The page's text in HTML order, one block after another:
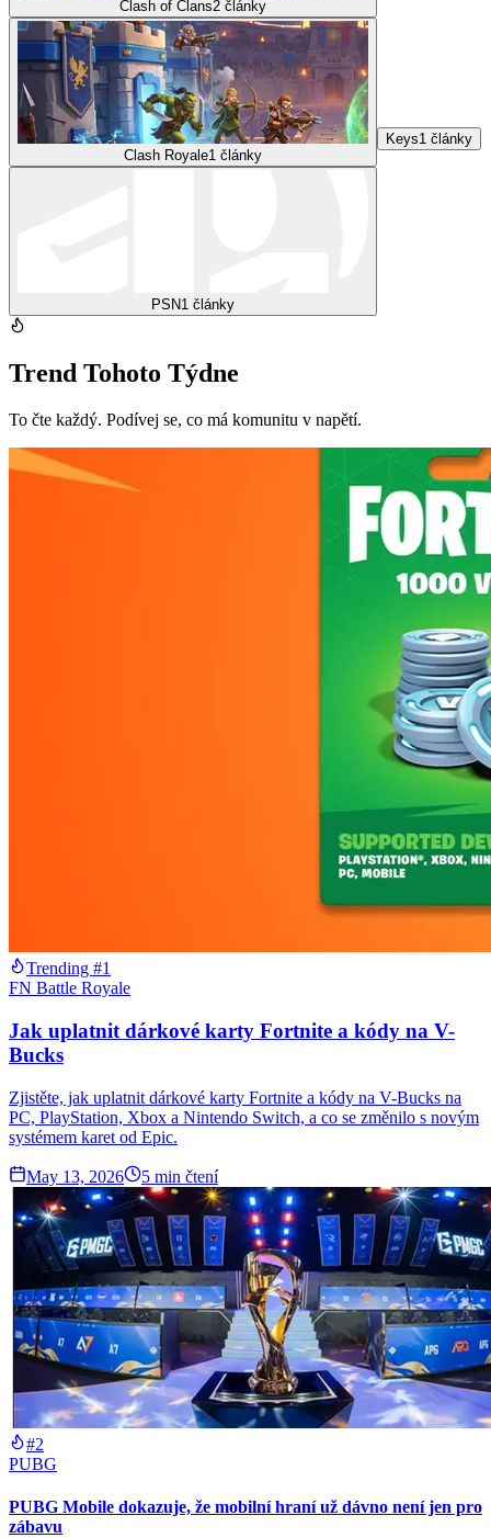
Clash of Clans2 články
Clash Royale1 články
Keys1 články
PSN1 články
Trend Tohoto Týdne
To čte každý. Podívej se, co má komunitu v napětí.
Trending #1
FN Battle Royale
Jak uplatnit dárkové karty Fortnite a kódy na V-
Bucks
Zjistěte, jak uplatnit dárkové karty Fortnite a kódy na V-Bucks na
PC, PlayStation, Xbox a Nintendo Switch, a co se změnilo s novým
systémem karet od Epic.
May 13, 2026 5 min čtení
#2
PUBG
PUBG Mobile dokazuje, že mobilní hraní už dávno není jen pro
zábavu